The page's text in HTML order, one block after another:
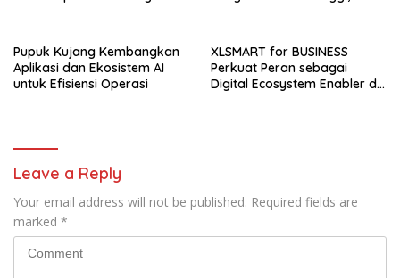
Ekonomi Kreatif
Pupuk Kujang Kembangkan
Aplikasi dan Ekosistem AI
untuk Efisiensi Operasi
XLSMART for BUSINESS
Perkuat Peran sebagai
Digital Ecosystem Enabler di
Leave a Reply
Your email address will not be published. Required fields are
marked *